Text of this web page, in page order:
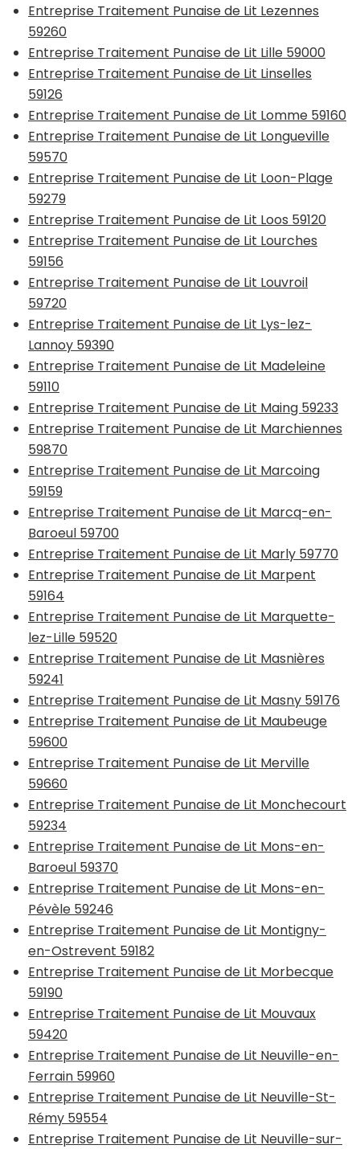
Entreprise Traitement Punaise de Lit Lezennes
59260
Entreprise Traitement Punaise de Lit Lille 59000
Entreprise Traitement Punaise de Lit Linselles
59126
Entreprise Traitement Punaise de Lit Lomme 59160
Entreprise Traitement Punaise de Lit Longueville
59570
Entreprise Traitement Punaise de Lit Loon-Plage
59279
Entreprise Traitement Punaise de Lit Loos 59120
Entreprise Traitement Punaise de Lit Lourches
59156
Entreprise Traitement Punaise de Lit Louvroil
59720
Entreprise Traitement Punaise de Lit Lys-lez-
Lannoy 59390
Entreprise Traitement Punaise de Lit Madeleine
59110
Entreprise Traitement Punaise de Lit Maing 59233
Entreprise Traitement Punaise de Lit Marchiennes
59870
Entreprise Traitement Punaise de Lit Marcoing
59159
Entreprise Traitement Punaise de Lit Marcq-en-
Baroeul 59700
Entreprise Traitement Punaise de Lit Marly 59770
Entreprise Traitement Punaise de Lit Marpent
59164
Entreprise Traitement Punaise de Lit Marquette-
lez-Lille 59520
Entreprise Traitement Punaise de Lit Masnières
59241
Entreprise Traitement Punaise de Lit Masny 59176
Entreprise Traitement Punaise de Lit Maubeuge
59600
Entreprise Traitement Punaise de Lit Merville
59660
Entreprise Traitement Punaise de Lit Monchecourt
59234
Entreprise Traitement Punaise de Lit Mons-en-
Baroeul 59370
Entreprise Traitement Punaise de Lit Mons-en-
Pévèle 59246
Entreprise Traitement Punaise de Lit Montigny-
en-Ostrevent 59182
Entreprise Traitement Punaise de Lit Morbecque
59190
Entreprise Traitement Punaise de Lit Mouvaux
59420
Entreprise Traitement Punaise de Lit Neuville-en-
Ferrain 59960
Entreprise Traitement Punaise de Lit Neuville-St-
Rémy 59554
Entreprise Traitement Punaise de Lit Neuville-sur-